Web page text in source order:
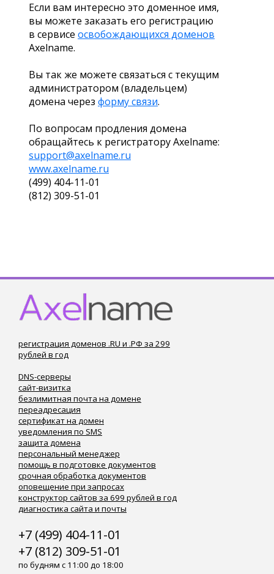
Если вам интересно это доменное имя,
вы можете заказать его регистрацию
в сервисе освобождающихся доменов
Axelname.
Вы так же можете связаться с текущим
администратором (владельцем)
домена через форму связи.
По вопросам продления домена
обращайтесь к регистратору Axelname:
support@axelname.ru
www.axelname.ru
(499) 404-11-01
(812) 309-51-01
регистрация доменов .RU и .РФ за 299
рублей в год
DNS-серверы
сайт-визитка
безлимитная почта на домене
переадресация
сертификат на домен
уведомления по SMS
защита домена
персональный менеджер
помощь в подготовке документов
срочная обработка документов
оповещение при запросах
конструктор сайтов за 699 рублей в год
диагностика сайта и почты
+7 (499) 404-11-01
+7 (812) 309-51-01
по будням с 11:00 до 18:00